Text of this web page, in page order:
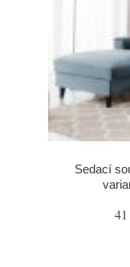
Sedací